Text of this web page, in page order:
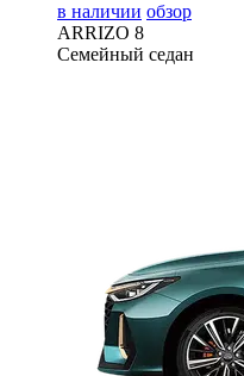
в наличии обзор
ARRIZO 8
Семейный седан